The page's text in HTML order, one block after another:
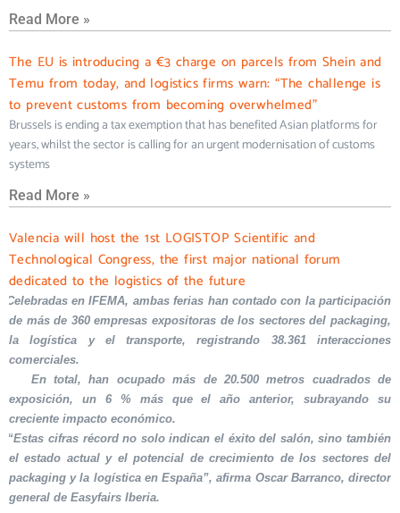
Read More »
The EU is introducing a €3 charge on parcels from Shein and
Temu from today, and logistics firms warn: “The challenge is
to prevent customs from becoming overwhelmed”
Brussels is ending a tax exemption that has benefited Asian platforms for
years, whilst the sector is calling for an urgent modernisation of customs
systems
Read More »
Valencia will host the 1st LOGISTOP Scientific and
Technological Congress, the first major national forum
dedicated to the logistics of the future
Celebradas en IFEMA, ambas ferias han contado con la participación
de más de 360 empresas expositoras de los sectores del packaging,
la logística y el transporte, registrando 38.361 interacciones
comerciales.
En total, han ocupado más de 20.500 metros cuadrados de
exposición, un 6 % más que el año anterior, subrayando su
creciente impacto económico.
“Estas cifras récord no solo indican el éxito del salón, sino también
el estado actual y el potencial de crecimiento de los sectores del
packaging y la logística en España”, afirma Oscar Barranco, director
general de Easyfairs Iberia.